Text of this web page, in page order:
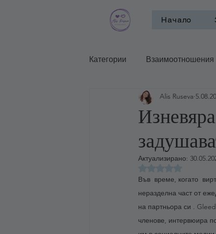
Начало
Категории Взаимоотношения
Психотерапевтични школи и
Alis Ruseva
Актуализирано:
Във  време, когато
неразделна част от
на партньора си .
членове, интервюира